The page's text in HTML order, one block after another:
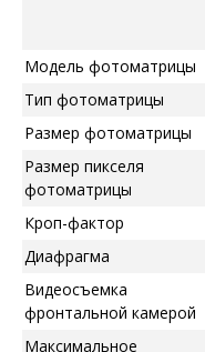
Модель фотоматрицы
Тип фотоматрицы
Размер фотоматрицы
Размер пикселя
фотоматрицы
Кроп-фактор
Диафрагма
Видеосъемка
фронтальной камерой
Максимальное